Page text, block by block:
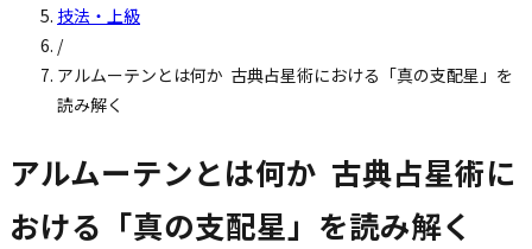
技法・上級
/
アルムーテンとは何か ―― 古典占星術における「真の支配星」を
読み解く
アルムーテンとは何か ―― 古典占星術に
おける「真の支配星」を読み解く